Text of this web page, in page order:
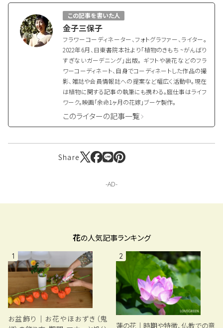
この記事を書いた人
金子三保子
フラワーコーディネーター、フォトグラファー、ライター。
2022年6月、日東書院本社より「植物のきもち ~がんばり
すぎないガーデニング」出版。 ギフトや装花などのフラ
ワーコーディネート、自身でコーディネートした作品の撮
影、雑誌や会員情報誌への提案など幅広く活動中。現在
は植物に関する記事の執筆にも携わる。庭仕事はライフ
ワーク。映画「余命1ヶ月の花嫁」ブーケ製作。
このライターの記事一覧
Share
花の人気記事ランキング
1
お盆飾り｜お花やほおずき（鬼
2
蓮の花｜時期や特徴、仏教での意